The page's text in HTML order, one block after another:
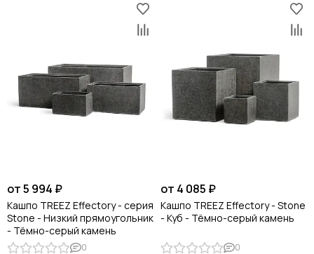
от 5 994 ₽
Кашпо TREEZ Effectory - серия
Stone - Низкий прямоугольник
- Тёмно-серый камень
0
от 4 085 ₽
Кашпо TREEZ Effectory - Stone
- Куб - Тёмно-серый камень
0